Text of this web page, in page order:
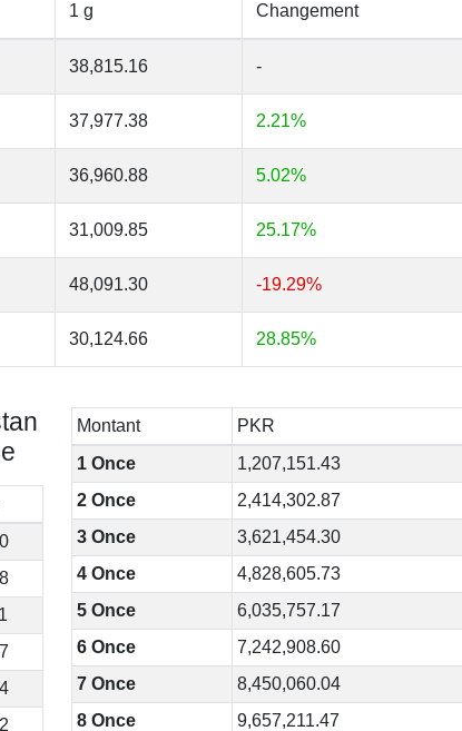
1 g Changement
38,815.16 -
37,977.38 2.21%
36,960.88 5.02%
31,009.85 25.17%
48,091.30 -19.29%
30,124.66 28.85%
Montant
PKR
1 Once
1,207,151.43
2 Once
2,414,302.87
3 Once
3,621,454.30
4 Once
4,828,605.73
5 Once
6,035,757.17
6 Once
7,242,908.60
7 Once
8,450,060.04
8 Once
9,657,211.47